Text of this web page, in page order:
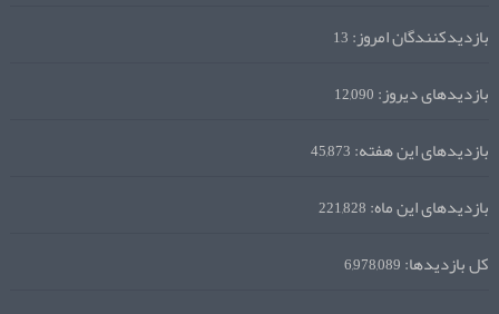
بازدیدکنندگان امروز:13
بازدیدهای دیروز:12,090
بازدیدهای این هفته:45,873
بازدیدهای این ماه:221,828
کل بازدیدها:6,978,089